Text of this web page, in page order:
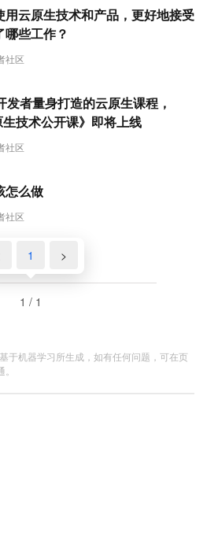
社区
云原生技术和产品，更好地接受
些工作？
社区
者量身打造的云原生课程，
技术公开课》即将上线
社区
怎么做
1 >
1 / 1
于机器学习所生成，如有任何问题，可在页